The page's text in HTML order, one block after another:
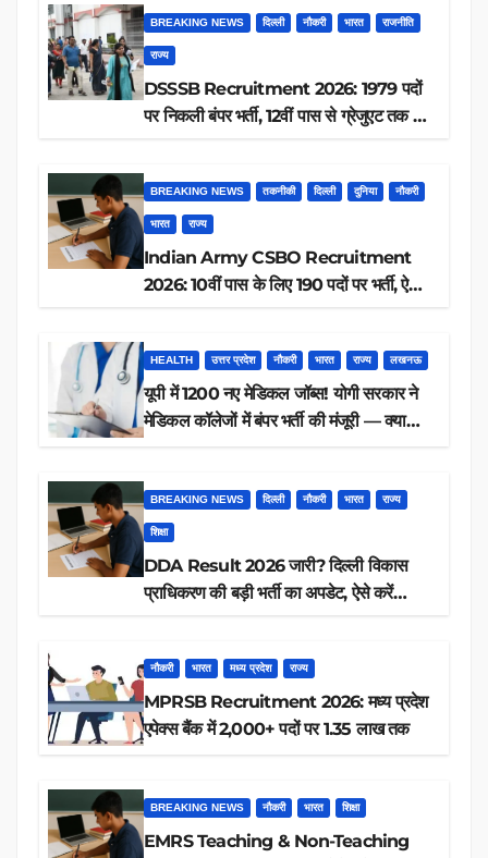
BREAKING NEWS दिल्ली नौकरी भारत राजनीति
राज्य
DSSSB Recruitment 2026: 1979 पदों
पर निकली बंपर भर्ती, 12वीं पास से ग्रेजुएट तक करें
BREAKING NEWS तकनीकी दिल्ली दुनिया नौकरी
भारत राज्य
Indian Army CSBO Recruitment
2026: 10वीं पास के लिए 190 पदों पर भर्ती, ऐसे
HEALTH उत्तर प्रदेश नौकरी भारत राज्य लखनऊ
यूपी में 1200 नए मेडिकल जॉब्स! योगी सरकार ने
मेडिकल कॉलेजों में बंपर भर्ती की मंजूरी — क्या
BREAKING NEWS दिल्ली नौकरी भारत राज्य
शिक्षा
DDA Result 2026 जारी? दिल्ली विकास
प्राधिकरण की बड़ी भर्ती का अपडेट, ऐसे करें
नौकरी भारत मध्य प्रदेश राज्य
MPRSB Recruitment 2026: मध्य प्रदेश
एपेक्स बैंक में 2,000+ पदों पर 1.35 लाख तक
BREAKING NEWS नौकरी भारत शिक्षा
EMRS Teaching & Non-Teaching